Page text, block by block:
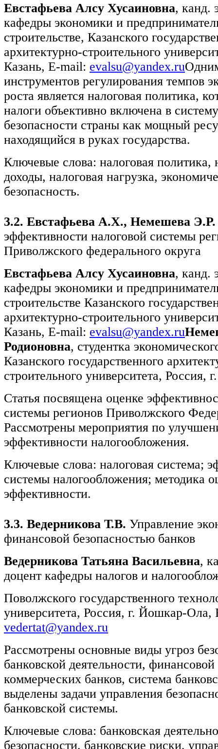
Евстафьева Алсу Хусаиновна, канд.
кафедры экономики и
строительстве, Казанского
архитектурно-строительного
Казань, E-mail: evalsu@yandex.ru
инструментов регулирования темпов
роста является налоговая политика,
налоги объективно включена в
безопасности страны как мощный
находящийся в руках государства.
Ключевые слова: налоговая политика,
доходы, налоговая нагрузка,
безопасность.
3.2. Евстафьева А.Х., Немешева
эффективности налоговой системы
Приволжского федерального округа
Евстафьева Алсу Хусаиновна, канд.
кафедры экономики и
строительстве Казанского
архитектурно-строительного
Казань, E-mail: evalsu@yandex.ru
Родионовна, студентка
Казанского государственного
строительного университета, Россия,
Статья посвящена оценке
системы регионов Приволжского
Рассмотрены мероприятия по
эффективности налогообложения.
Ключевые слова: налоговая система;
системы налогообложения; методика
эффективности.
3.3. Ведерникова Т.В. Управление
финансовой безопасностью банков
Ведерникова Татьяна Васильевна,
доцент кафедры налогов и
Поволжского государственного
университета, Россия, г. Йошкар-Ола,
vedertat@yandex.ru
Рассмотрены основные виды угроз
банковской деятельности, финансовой
коммерческих банков, система
выделены задачи управления
банковской системы.
Ключевые слова: банковская
безопасности, банковские риски,